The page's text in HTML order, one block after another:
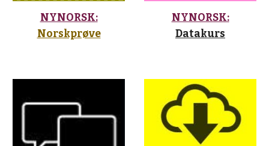
NYNORSK:
Norskprøve
NYNORSK:
Datakurs